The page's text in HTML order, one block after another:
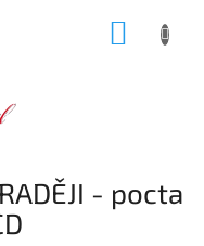
- pocta